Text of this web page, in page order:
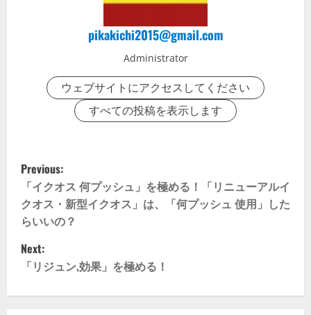
pikakichi2015@gmail.com
Administrator
ウェブサイトにアクセスしてください
すべての投稿を表示します
P
o
s
t
Previous:
「イクオス 何プッシュ」を極める！「リニューアルイ
クオス・新型イクオス」は、「何プッシュ 使用」した
らいいの？
Next:
「リジュン,効果」を極める！